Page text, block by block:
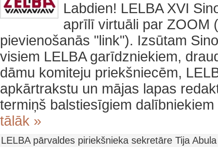
Labdien! LELBA XVI
aprīlī virtuāli par ZOOM
pievienošanās "link"). Izsūtam
visiem LELBA garīdzniekiem,
dāmu komiteju priekšniecēm,
apkārtrakstu un mājas lapas
termiņš balstiesīgiem
tālāk »
LELBA pārvaldes piriekšnieka sekretāre Tija